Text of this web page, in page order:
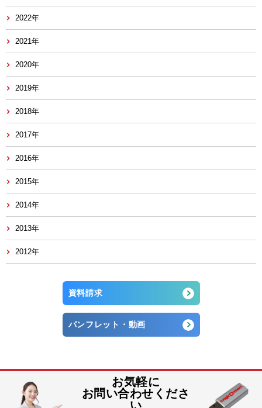
2022年
2021年
2020年
2019年
2018年
2017年
2016年
2015年
2014年
2013年
2012年
資料請求
パンフレット・動画
お気軽に
お問い合わせくださ
い